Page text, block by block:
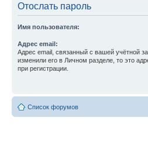
Отослать пароль
Имя пользователя:
Адрес email:
Адрес email, связанный с вашей учётной
изменили его в Личном разделе, то это
при регистрации.
Список форумов